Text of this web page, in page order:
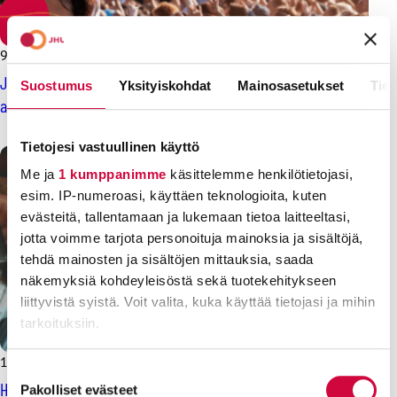
Suostumus Yksityiskohdat Mainosasetukset
Tietojesi vastuullinen käyttö
Me ja 1 kumppanimme käsittelemme henkilötietojasi,
esim. IP-numeroasi, käyttäen teknologioita, kuten
evästeitä, tallentamaan ja lukemaan tietoa laitteeltasi,
jotta voimme tarjota personoituja mainoksia ja sisältöjä,
tehdä mainosten ja sisältöjen mittauksia, saada
näkemyksiä kohdeyleisöstä sekä tuotekehitykseen
liittyvistä syistä. Voit valita, kuka käyttää tietojasi ja mihin
tarkoituksiin.
voit määrittää asetuksesi
. Voit muuttaa
Suostumuksen
valinta
Pakolliset evästeet
9.5.2025
JHL:n jäsenet pääsevät festareille edullisemmin – osallistu
arvontaan ja voita liput!
11.12.2024
Hyödynnä ilmainen jäsenetusi nyt, ilmoittaudu JHL:n